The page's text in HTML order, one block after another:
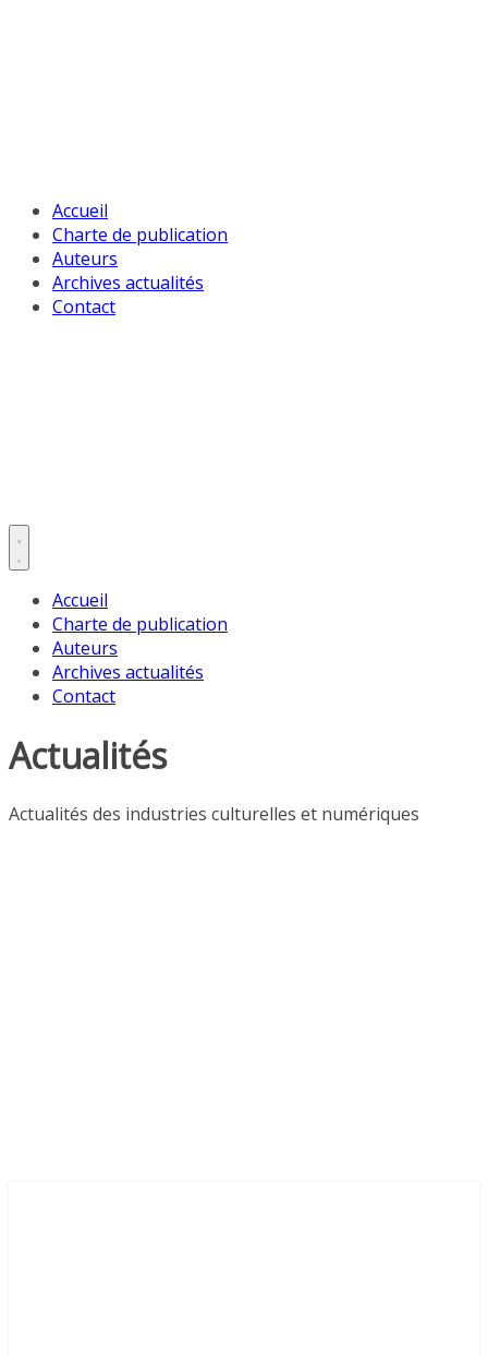
Accueil
Charte de publication
Auteurs
Archives actualités
Contact
Accueil
Charte de publication
Auteurs
Archives actualités
Contact
Actualités
Actualités des industries culturelles et numériques